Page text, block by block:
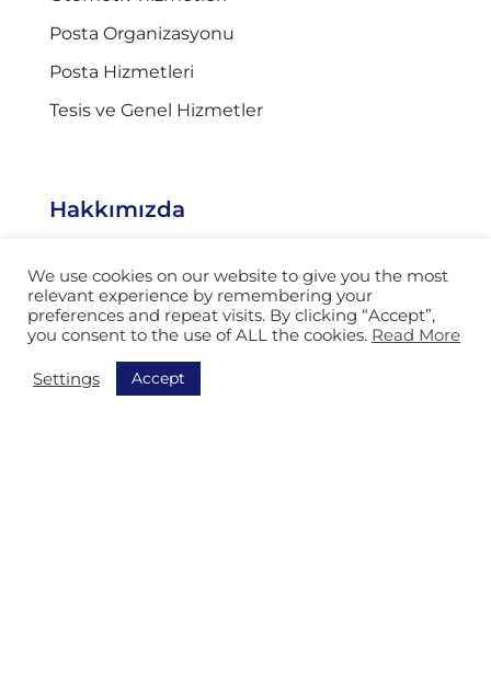
Posta Organizasyonu
Posta Hizmetleri
Tesis ve Genel Hizmetler
Hakkımızda
Referanslar
İletişim bilgileri
We use cookies on our website to give you the most
relevant experience by remembering your
preferences and repeat visits. By clicking “Accept”,
you consent to the use of ALL the cookies. Read More
Settings Accept